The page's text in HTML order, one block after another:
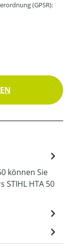
(GPSR):
können Sie
STIHL HTA 50